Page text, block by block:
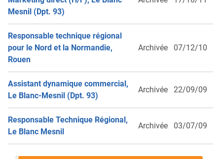
Mesnil (Dpt. 93)
Responsable technique régional
pour le Nord et la Normandie,
Rouen
Archivée 07/12/10
Assistant dynamique commercial,
Le Blanc-Mesnil (Dpt. 93)
Archivée 22/09/09
Responsable Technique Régional,
Le Blanc Mesnil
Archivée 03/07/09